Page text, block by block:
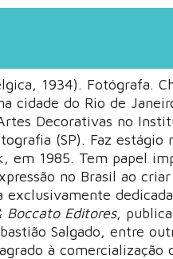
1934). Fotógrafa.
cidade do Rio de
Decorativas no
(SP). Faz
em 1985. Tem papel
no Brasil ao
Boccato Editores,
Salgado, entre
à comercialização